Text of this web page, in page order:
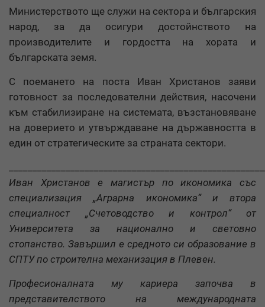
Министерството ще служи на сектора и българския
народ, за да осигури достойнството на
производителите и гордостта на хората и
българската земя.
С поемането на поста Иван Христанов заяви
готовност за последователни действия, насочени
към стабилизиране на системата, възстановяване
на доверието и утвърждаване на държавността в
един от стратегическите за страната сектори.
Иван Христанов е магистър по икономика със
специализация „Аграрна икономика“ и втора
специалност „Счетоводство и контрол“ от
Университета за национално и световно
стопанство. Завършил е средното си образование в
СПТУ по строителна механизация в Плевен.
Професионалната му кариера започва в
представителството на международната